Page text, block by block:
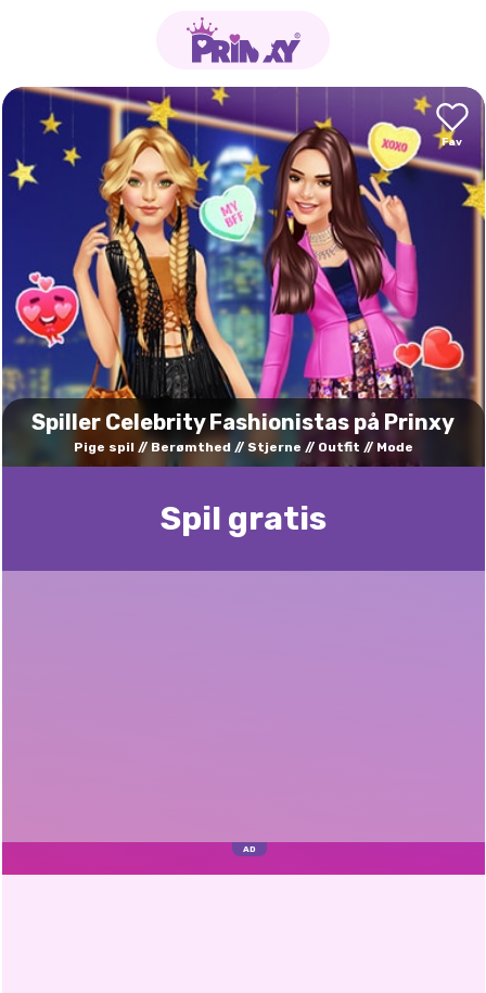
Spiller Celebrity Fashionistas på Prinxy
Pige spil Berømthed Stjerne Outfit Mode
Spil gratis